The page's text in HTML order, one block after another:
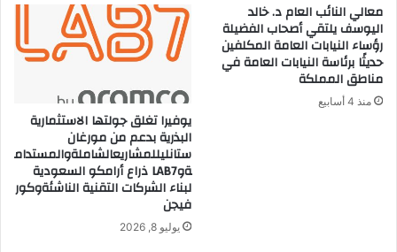
معالي النائب العام د. خالد
اليوسف يلتقي أصحاب الفضيلة
رؤساء النيابات العامة المكلفين
حديثًا برئاسة النيابات العامة في
مناطق المملكة
منذ 4 أسابيع
يوفيرا تغلق جولتها الاستثمارية
البذرية بدعم من مورغان
ستانليللمشاريعالشاملةوالمستدام
ةوLAB7 ذراع أرامكو السعودية
لبناء الشركات التقنية الناشئةوكور
فيجن
يوليو 8, 2026